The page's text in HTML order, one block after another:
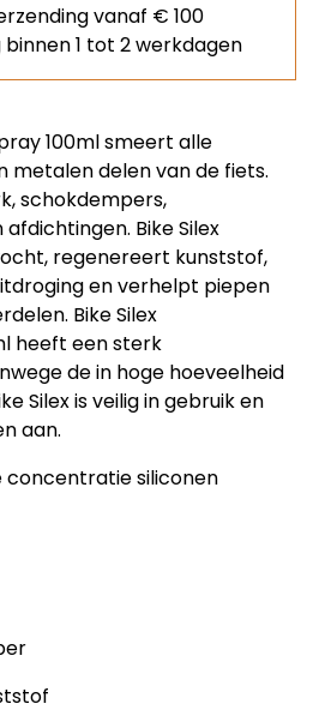
100ml smeert alle
metalen delen van de fiets.
schokdempers,
Bike Silex
regenereert kunststof,
en verhelpt piepen
Bike Silex
heeft een sterk
de in hoge hoeveelheid
Silex is veilig in gebruik en
aan.
concentratie siliconen
vanaf € 100
binnen 1 tot 2 werkdagen